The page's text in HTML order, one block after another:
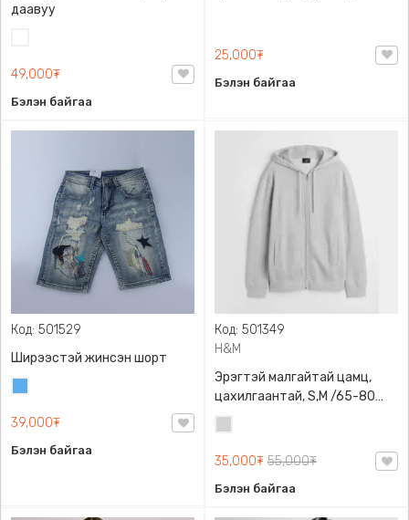
даавуу
49,000₮
Бэлэн байгаа
25,000₮
Бэлэн байгаа
Код: 501529
Ширээстэй жинсэн шорт
39,000₮
Бэлэн байгаа
Код: 501349
H&M
Эрэгтэй малгайтай цамц,
цахилгаантай, S,M /65-80
кг/, H&M, 0852614006,
Даавуу
35,000₮ 55,000₮
Бэлэн байгаа